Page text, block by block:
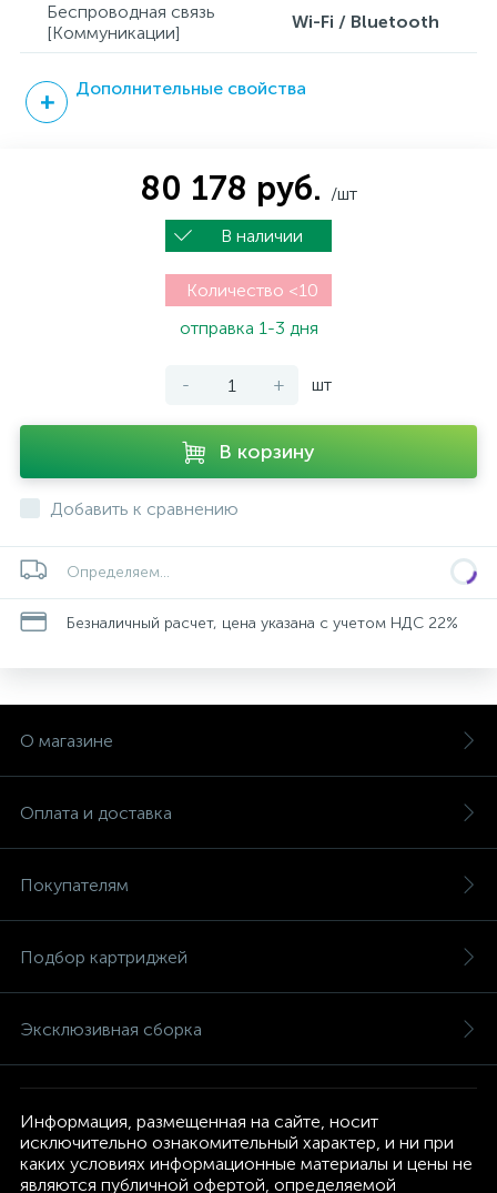
Беспроводная связь
[Коммуникации]
Wi-Fi / Bluetooth
Дополнительные свойства
80 178 руб. /шт
В наличии
Количество <10
отправка 1-3 дня
- + шт
В корзину
Добавить к сравнению
Определяем...
Безналичный расчет, цена указана с учетом НДС 22%
О магазине
Оплата и доставка
Покупателям
Подбор картриджей
Эксклюзивная сборка
Информация, размещенная на сайте, носит
исключительно ознакомительный характер, и ни при
каких условиях информационные материалы и цены не
являются публичной офертой, определяемой